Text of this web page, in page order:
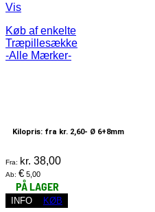
Vis
Køb af enkelte
Træpillesække
-Alle Mærker-
Kilopris: fra kr. 2,60- Ø 6+8mm
Fra: kr. 38,00
Ab: € 5,00
PÅ LAGER
INFO KØB